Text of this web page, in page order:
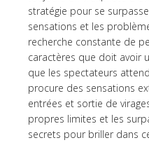
stratégie pour se
sensations et les
recherche constante de
caractères que doit avoir
que les spectateurs
procure des sensations
entrées et sortie de
propres limites et les
secrets pour briller dans